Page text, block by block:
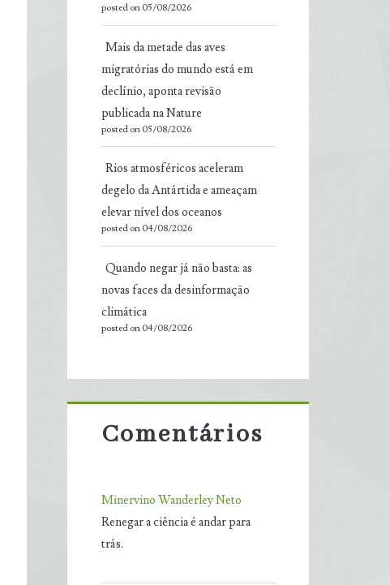
posted on 05/08/2026
Mais da metade das aves
migratórias do mundo está em
declínio, aponta revisão
publicada na Nature
posted on 05/08/2026
Rios atmosféricos aceleram
degelo da Antártida e ameaçam
elevar nível dos oceanos
posted on 04/08/2026
Quando negar já não basta: as
novas faces da desinformação
climática
posted on 04/08/2026
Comentários
Minervino Wanderley Neto
Renegar a ciência é andar para
trás.